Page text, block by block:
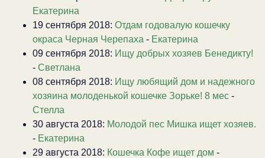
Екатерина
19 сентября 2018: Отдам годовалую кошечку
окраса Черная Черепаха - Екатерина
09 сентября 2018: Ищу добрых хозяев Бенедикту!
- Светлана
08 сентября 2018: Ищу любящий дом и надежного
хозяина молоденькой кошечке Зорьке! 8 мес -
Стелла
30 августа 2018: Молодой пес Мишка ищет хозяев.
- Екатерина
29 августа 2018: Кошечка Кофе ищет дом -